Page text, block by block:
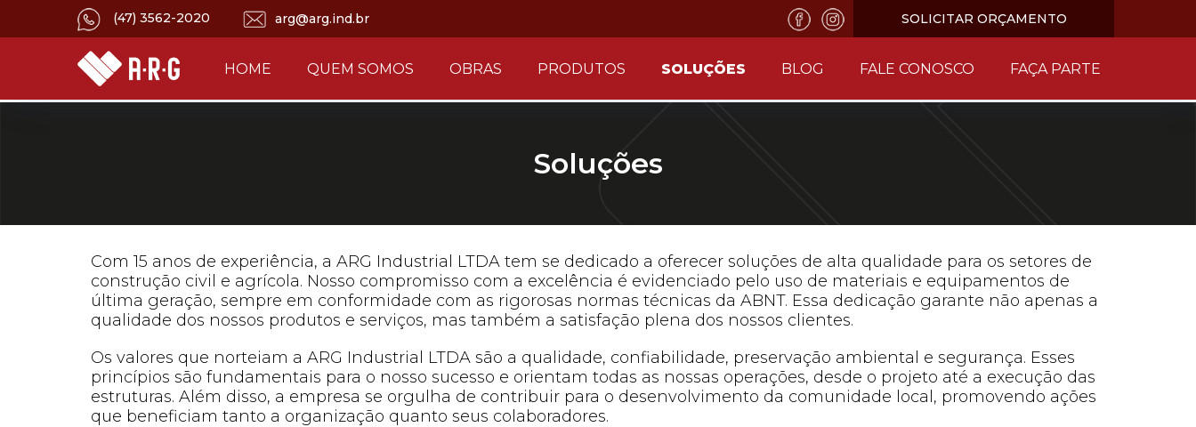
(47) 3562-2020 arg@arg.ind.br SOLICITAR ORÇAMENTO
HOME QUEM SOMOS OBRAS PRODUTOS SOLUÇÕES BLOG FALE CONOSCO FAÇA PARTE
Soluções
Com 15 anos de experiência, a ARG Industrial LTDA tem se dedicado a oferecer soluções de alta qualidade para os setores de
construção civil e agrícola. Nosso compromisso com a excelência é evidenciado pelo uso de materiais e equipamentos de
última geração, sempre em conformidade com as rigorosas normas técnicas da ABNT. Essa dedicação garante não apenas a
qualidade dos nossos produtos e serviços, mas também a satisfação plena dos nossos clientes.
Os valores que norteiam a ARG Industrial LTDA são a qualidade, confiabilidade, preservação ambiental e segurança. Esses
princípios são fundamentais para o nosso sucesso e orientam todas as nossas operações, desde o projeto até a execução das
estruturas. Além disso, a empresa se orgulha de contribuir para o desenvolvimento da comunidade local, promovendo ações
que beneficiam tanto a organização quanto seus colaboradores.